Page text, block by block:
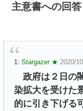
主意書への回答
1: Stargazer ★ 2020/
政府は２日の
染拡大を受けた
的に引き下げる